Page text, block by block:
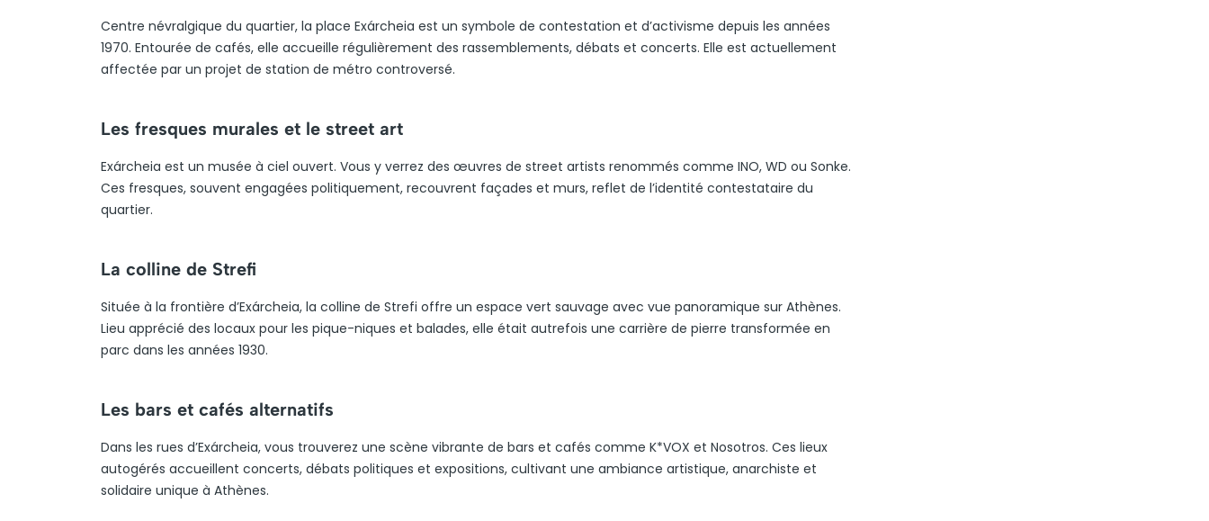
Centre névralgique du quartier, la place Exárcheia est un symbole de contestation et d’activisme depuis les années
1970. Entourée de cafés, elle accueille régulièrement des rassemblements, débats et concerts. Elle est actuellement
affectée par un projet de station de métro controversé.
Les fresques murales et le street art
Exárcheia est un musée à ciel ouvert. Vous y verrez des œuvres de street artists renommés comme INO, WD ou Sonke.
Ces fresques, souvent engagées politiquement, recouvrent façades et murs, reflet de l’identité contestataire du
quartier.
La colline de Strefi
Située à la frontière d’Exárcheia, la colline de Strefi offre un espace vert sauvage avec vue panoramique sur Athènes.
Lieu apprécié des locaux pour les pique-niques et balades, elle était autrefois une carrière de pierre transformée en
parc dans les années 1930.
Les bars et cafés alternatifs
Dans les rues d’Exárcheia, vous trouverez une scène vibrante de bars et cafés comme K*VOX et Nosotros. Ces lieux
autogérés accueillent concerts, débats politiques et expositions, cultivant une ambiance artistique, anarchiste et
solidaire unique à Athènes.